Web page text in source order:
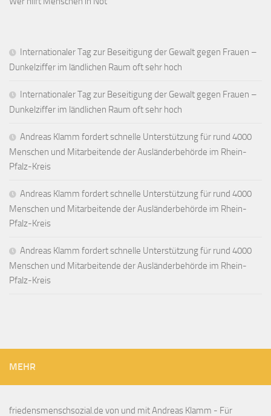
Internationaler Tag zur Beseitigung der Gewalt gegen Frauen –
Dunkelziffer im ländlichen Raum oft sehr hoch
Internationaler Tag zur Beseitigung der Gewalt gegen Frauen –
Dunkelziffer im ländlichen Raum oft sehr hoch
Andreas Klamm fordert schnelle Unterstützung für rund 4000
Menschen und Mitarbeitende der Ausländerbehörde im Rhein-
Pfalz-Kreis
Andreas Klamm fordert schnelle Unterstützung für rund 4000
Menschen und Mitarbeitende der Ausländerbehörde im Rhein-
Pfalz-Kreis
Andreas Klamm fordert schnelle Unterstützung für rund 4000
Menschen und Mitarbeitende der Ausländerbehörde im Rhein-
Pfalz-Kreis
MEHR
friedensmenschsozial.de von und mit Andreas Klamm - Für